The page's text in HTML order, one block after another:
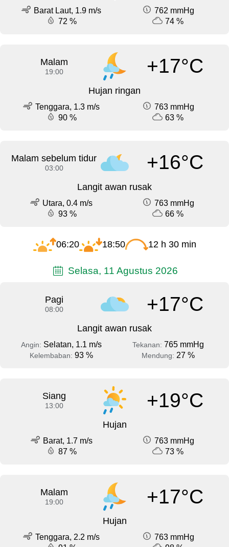
Barat Laut, 1.9 m/s
762 mmHg
72 %
74 %
Malam
19:00 +17°C
Hujan ringan
Tenggara, 1.3 m/s
763 mmHg
90 %
63 %
Malam sebelum tidur
03:00 +16°C
Langit awan rusak
Utara, 0.4 m/s
763 mmHg
93 %
66 %
06:20 18:50 12 h 30 min
Selasa, 11 Agustus 2026
Pagi
08:00 +17°C
Langit awan rusak
Angin: Selatan, 1.1 m/s Tekanan: 765 mmHg
Kelembaban: 93 % Mendung: 27 %
Siang
13:00 +19°C
Hujan
Barat, 1.7 m/s
763 mmHg
87 %
73 %
Malam
19:00 +17°C
Hujan
Tenggara, 2.2 m/s
763 mmHg